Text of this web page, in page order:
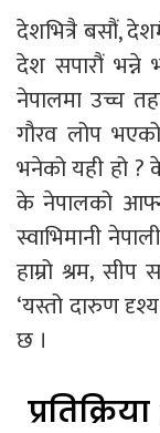
देशभित्रै बसौं,
देश सपारौं
नेपालमा उच्च
गौरव लोप
भनेको यही हो ?
के नेपालको
स्वाभिमानी
हाम्रो श्रम‚
‘यस्तो दारुण
छ ।
प्रतिक्रिया